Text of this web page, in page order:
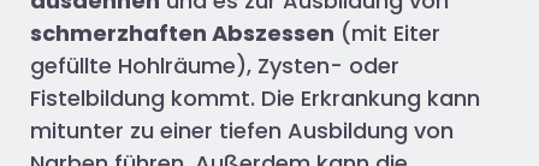
schmerzhaften Abszessen (mit Eiter
gefüllte Hohlräume), Zysten- oder
Fistelbildung kommt. Die Erkrankung kann
mitunter zu einer tiefen Ausbildung von